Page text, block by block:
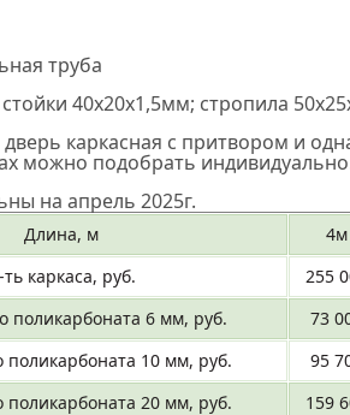
труба
40х20х1,5мм; стропила
каркасная с притвором и
можно подобрать
на апрель 2025г.
Длина, м 4м
ть каркаса, руб.
255
поликарбоната 6 мм, руб.
73
поликарбоната 10 мм, руб.
95
поликарбоната 20 мм, руб.
159